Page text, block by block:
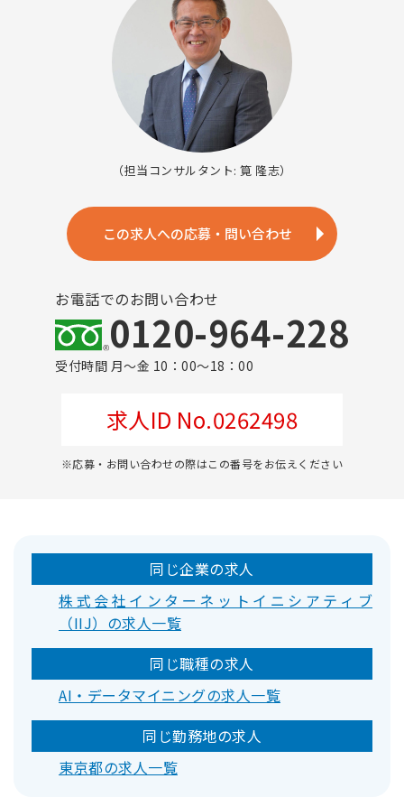
（担当コンサルタント: 筧 隆志）
この求人への応募・問い合わせ
お電話でのお問い合わせ
0120-964-228
受付時間 月～金 10：00～18：00
求人ID No.0262498
※応募・お問い合わせの際はこの番号をお伝えください
同じ企業の求人
株式会社インターネットイニシアティブ
（IIJ）の求人一覧
同じ職種の求人
AI・データマイニングの求人一覧
同じ勤務地の求人
東京都の求人一覧